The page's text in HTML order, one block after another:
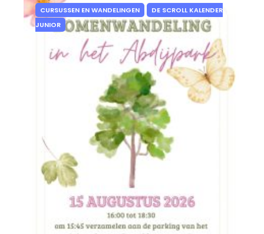
CURSUSSEN EN WANDELINGEN
DE SCROLL KALENDER
JUNIOR